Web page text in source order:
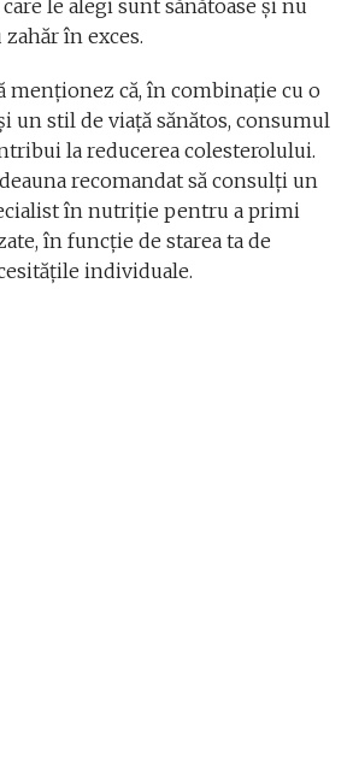
le alegi sunt sănătoase și nu
în exces.
menționez că, în combinație cu o
un stil de viață sănătos, consumul
la reducerea colesterolului.
recomandat să consulți un
în nutriție pentru a primi
în funcție de starea ta de
individuale.